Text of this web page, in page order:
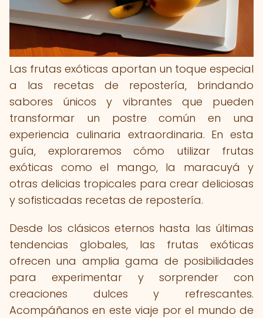
Las frutas exóticas aportan un toque especial
a las recetas de repostería, brindando
sabores únicos y vibrantes que pueden
transformar un postre común en una
experiencia culinaria extraordinaria. En esta
guía, exploraremos cómo utilizar frutas
exóticas como el mango, la maracuyá y
otras delicias tropicales para crear deliciosas
y sofisticadas recetas de repostería.
Desde los clásicos eternos hasta las últimas
tendencias globales, las frutas exóticas
ofrecen una amplia gama de posibilidades
para experimentar y sorprender con
creaciones dulces y refrescantes.
Acompáñanos en este viaje por el mundo de